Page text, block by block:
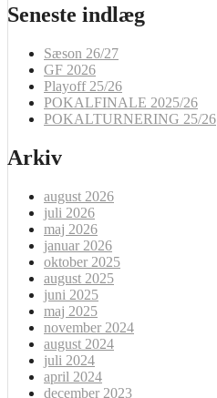
Seneste indlæg
Sæson 26/27
GF 2026
Playoff 25/26
POKALFINALE 2025/26
POKALTURNERING 25/26
Arkiv
august 2026
juli 2026
maj 2026
januar 2026
oktober 2025
august 2025
juni 2025
maj 2025
november 2024
august 2024
juli 2024
april 2024
december 2023